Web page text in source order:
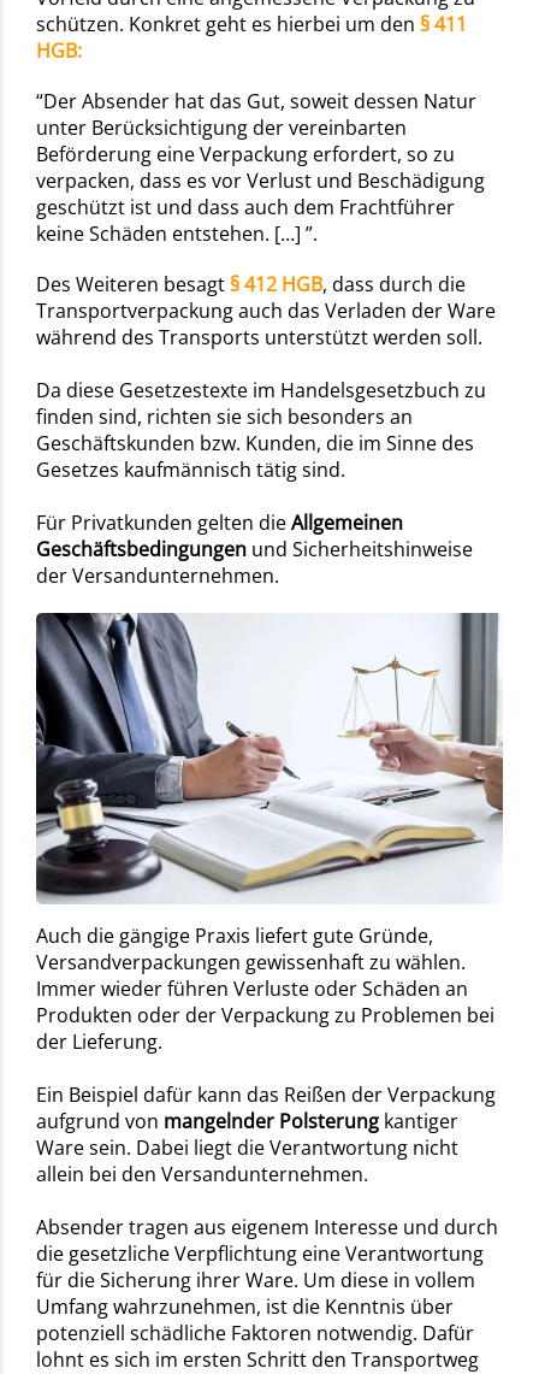
schützen. Konkret geht es hierbei um den § 411
HGB:
“Der Absender hat das Gut, soweit dessen Natur
unter Berücksichtigung der vereinbarten
Beförderung eine Verpackung erfordert, so zu
verpacken, dass es vor Verlust und Beschädigung
geschützt ist und dass auch dem Frachtführer
keine Schäden entstehen. […] ”.
Des Weiteren besagt § 412 HGB, dass durch die
Transportverpackung auch das Verladen der Ware
während des Transports unterstützt werden soll.
Da diese Gesetzestexte im Handelsgesetzbuch zu
finden sind, richten sie sich besonders an
Geschäftskunden bzw. Kunden, die im Sinne des
Gesetzes kaufmännisch tätig sind.
Für Privatkunden gelten dieAllgemeinen
Geschäftsbedingungen und Sicherheitshinweise
der Versandunternehmen.
Auch die gängige Praxis liefert gute Gründe,
Versandverpackungen gewissenhaft zu wählen.
Immer wieder führen Verluste oder Schäden an
Produkten oder der Verpackung zu Problemen bei
der Lieferung.
Ein Beispiel dafür kann das Reißen der Verpackung
aufgrund von mangelnder Polsterung kantiger
Ware sein. Dabei liegt die Verantwortung nicht
allein bei den Versandunternehmen.
Absender tragen aus eigenem Interesse und durch
die gesetzliche Verpflichtung eine Verantwortung
für die Sicherung ihrer Ware. Um diese in vollem
Umfang wahrzunehmen, ist die Kenntnis über
potenziell schädliche Faktoren notwendig. Dafür
lohnt es sich im ersten Schritt den Transportweg